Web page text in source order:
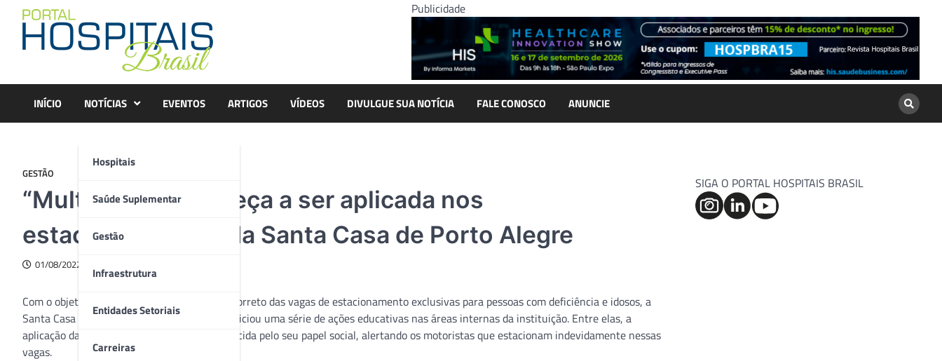
content
Publicidade
INÍCIO NOTÍCIAS
Hospitais
Saúde Suplementar
Gestão
Infraestrutura
Entidades Setoriais
Carreiras
EVENTOS ARTIGOS VÍDEOS DIVULGUE SUA NOTÍCIA FALE CONOSCO ANUNCIE
GESTÃO
“Multa Moral” começa a ser aplicada nos
estacionamentos da Santa Casa de Porto Alegre
01/08/2022
Com o objetivo de conscientizar sobre o uso correto das vagas de estacionamento exclusivas para pessoas com deficiência e idosos, a
Santa Casa de Misericórdia de Porto Alegre iniciou uma série de ações educativas nas áreas internas da instituição. Entre elas, a
aplicação da “Multa Moral”, iniciativa reconhecida pelo seu papel social, alertando os motoristas que estacionam indevidamente nessas
vagas.
SIGA O PORTAL HOSPITAIS BRASIL